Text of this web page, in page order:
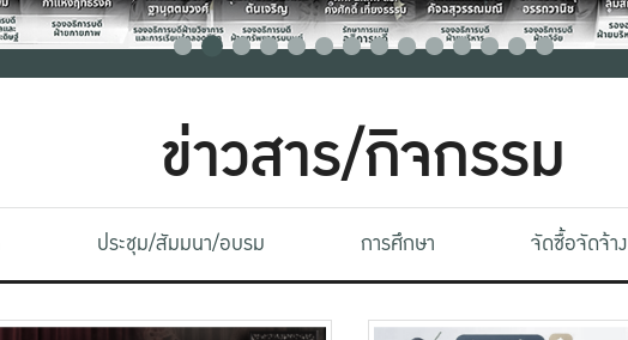
ข่าวสาร/กิจกรรม
ประชุม/สัมมนา/อบรม การศึกษา จัดซื้อจัดจ้าง